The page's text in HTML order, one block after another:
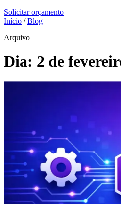
Solicitar orçamento
Início / Blog
Arquivo
Dia: 2 de